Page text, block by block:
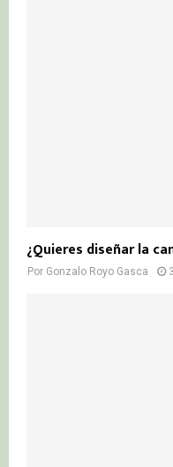
¿Quieres diseñar la
Por Gonzalo Royo Gasca